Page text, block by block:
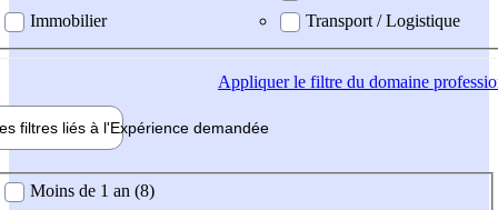
Immobilier
Transport / Logistique
Appliquerle filtre du domaine
filtres liés à l'Expérience demandée
demandée
Moins de 1 an (8)